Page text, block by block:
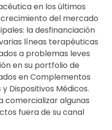
en los últimos
del mercado
la desfinanciación
líneas terapéuticas
a problemas leves
en su portfolio de
en Complementos
Dispositivos Médicos.
comercializar algunas
fuera de su canal